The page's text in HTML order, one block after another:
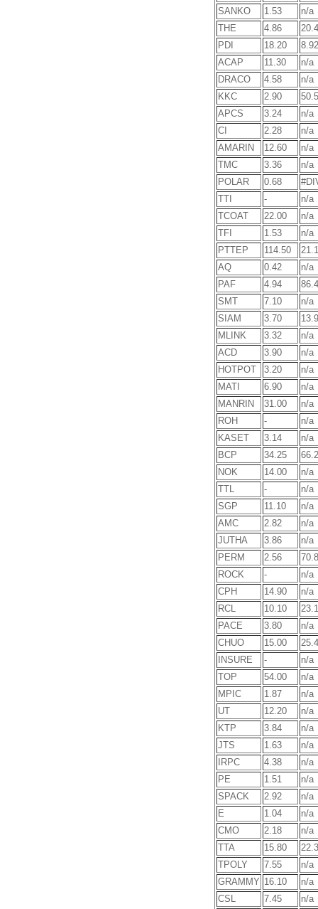
SANKO
1.53
n/a
THE
4.86
PDI
18.20
8.92
ACAP
11.30
n/a
DRACO
4.58
n/a
KKC
2.90
APCS
3.24
n/a
CI
2.28
n/a
AMARIN
12.60
n/a
TMC
3.36
n/a
POLAR
0.68
TTI
-
n/a
TCOAT
22.00
n/a
TFI
1.53
n/a
PTTEP
114.50
AQ
0.42
n/a
PAF
4.94
SMT
7.10
n/a
SIAM
3.70
MLINK
3.32
n/a
ACD
3.90
n/a
HOTPOT
3.20
n/a
MATI
6.90
n/a
MANRIN
31.00
n/a
ROH
-
n/a
KASET
3.14
n/a
BCP
34.25
NOK
14.00
n/a
TTL
-
n/a
SGP
11.10
n/a
AMC
2.82
n/a
JUTHA
3.86
n/a
PERM
2.56
ROCK
-
n/a
CPH
14.90
n/a
RCL
10.10
PACE
3.80
n/a
CHUO
15.00
INSURE
-
n/a
TOP
54.00
n/a
MPIC
1.87
n/a
UT
12.20
n/a
KTP
3.84
n/a
JTS
1.63
n/a
IRPC
4.38
n/a
PE
1.51
n/a
SPACK
2.92
n/a
E
1.04
n/a
CMO
2.18
n/a
TTA
15.80
TPOLY
7.55
n/a
GRAMMY 16.10
n/a
CSL
7.45
n/a